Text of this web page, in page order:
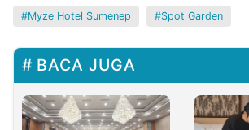
Myze Hotel Sumenep Spot Garden
BACA JUGA